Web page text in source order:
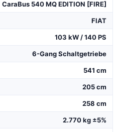
CaraBus 540 MQ EDITION [FIRE]
FIAT
103 kW / 140 PS
6-Gang Schaltgetriebe
541 cm
205 cm
258 cm
2.770 kg ±5%